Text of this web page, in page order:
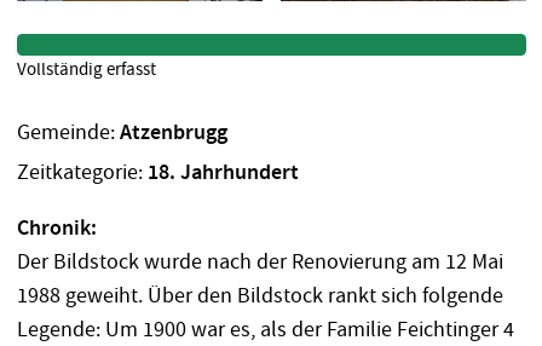
Gemeinde:Atzenbrugg
Zeitkategorie: 18. Jahrhundert
Chronik:
Der Bildstock wurde nach der Renovierung am 12 Mai
1988 geweiht. Über den Bildstock rankt sich folgende
Legende: Um 1900 war es, als der Familie Feichtinger 4
Vollständig erfasst